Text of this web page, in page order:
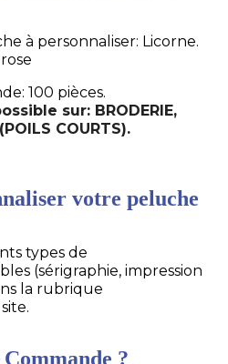
à personnaliser: Licorne.
100 pièces.
sur: BRODERIE,
COURTS).
votre peluche
types de
(sérigraphie, impression
la rubrique
?